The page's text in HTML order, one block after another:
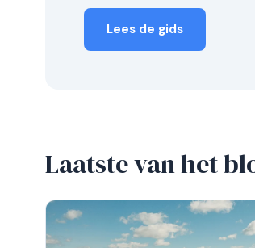
Lees de gids
Laatste van het